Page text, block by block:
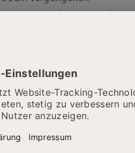
unserer Nähe sein. Und so
Unterstützung des Geraer
in der unmittelbaren
Tierpark einen
haben heute ihre
zwischen Klinikum und